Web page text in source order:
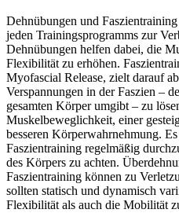
Dehnübungen und
jeden Trainingsprogramms zur
Dehnübungen helfen dabei, die
Flexibilität zu erhöhen.
Myofascial Release, zielt darauf
Verspannungen in der Faszien –
gesamten Körper umgibt – zu
Muskelbeweglichkeit, einer
besseren Körperwahrnehmung.
Faszientraining regelmäßig
des Körpers zu achten.
Faszientraining können zu
sollten statisch und dynamisch
Flexibilität als auch die Mobilität